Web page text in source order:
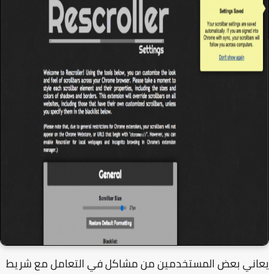
بعض المستخدمين من مشاكل في التعامل مع شريط